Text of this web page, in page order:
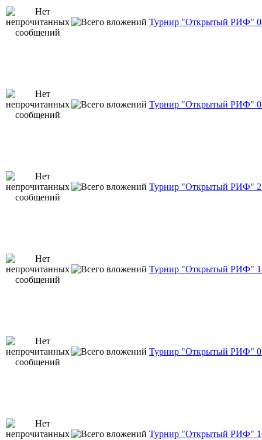
Турнир "Открытый РИФ"
Турнир "Открытый РИФ"
Турнир "Открытый РИФ"
Турнир "Открытый РИФ"
Турнир "Открытый РИФ"
Турнир "Открытый РИФ"